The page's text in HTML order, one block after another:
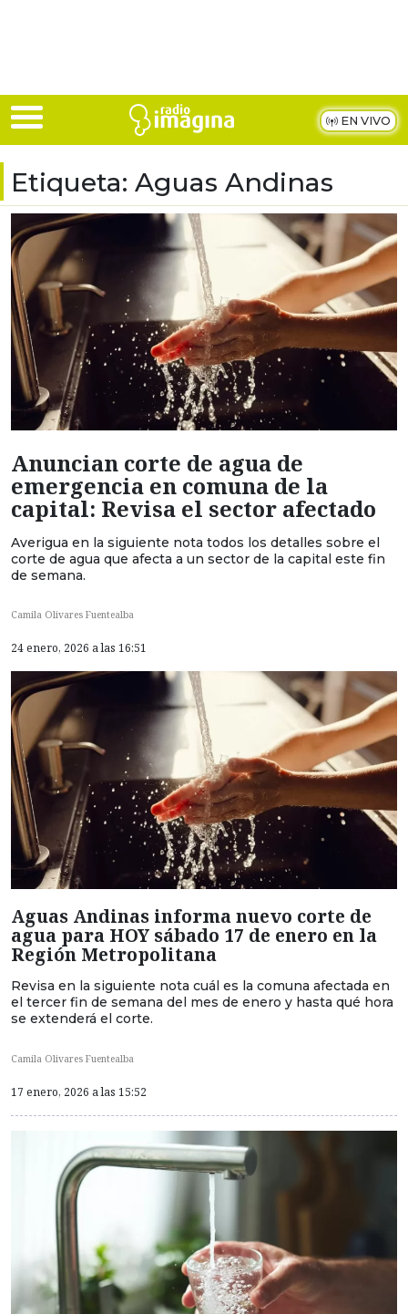
EN VIVO
Etiqueta: Aguas Andinas
Anuncian corte de agua de
emergencia en comuna de la
capital: Revisa el sector afectado
Averigua en la siguiente nota todos los detalles sobre el
corte de agua que afecta a un sector de la capital este fin
de semana.
Camila Olivares Fuentealba
24 enero, 2026 a las 16:51
Aguas Andinas informa nuevo corte de
agua para HOY sábado 17 de enero en la
Región Metropolitana
Revisa en la siguiente nota cuál es la comuna afectada en
el tercer fin de semana del mes de enero y hasta qué hora
se extenderá el corte.
Camila Olivares Fuentealba
17 enero, 2026 a las 15:52